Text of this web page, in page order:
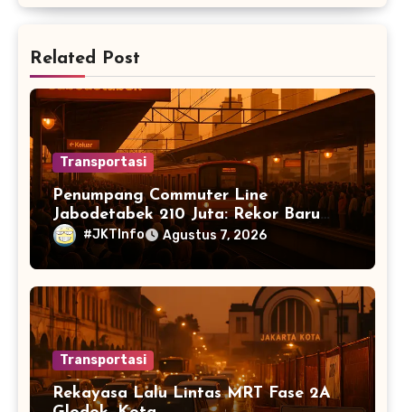
Related Post
Transportasi
Penumpang Commuter Line
Jabodetabek 210 Juta: Rekor Baru
Warga Jabodetabek
#JKTInfo Agustus 7, 2026
Transportasi
Rekayasa Lalu Lintas MRT Fase 2A